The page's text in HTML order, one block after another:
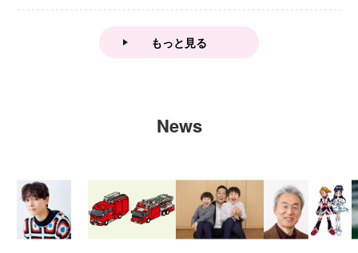
もっと見る
News